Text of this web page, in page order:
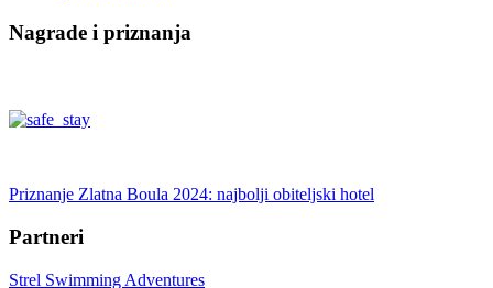
Nagrade i priznanja
Priznanje Zlatna Boula 2024: najbolji obiteljski hotel
Partneri
Strel Swimming Adventures